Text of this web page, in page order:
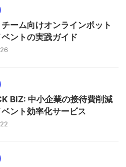
チーム向けオンラインポット
ントの実践ガイド
BIZ: 中小企業の接待費削減
ベント効率化サービス